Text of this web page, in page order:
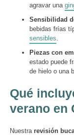
agravar una
Sensibilidad
bebidas frías
sensibles
Piezas con
estado puede
de hielo o una
Qué
verano en
Nuestra revisión